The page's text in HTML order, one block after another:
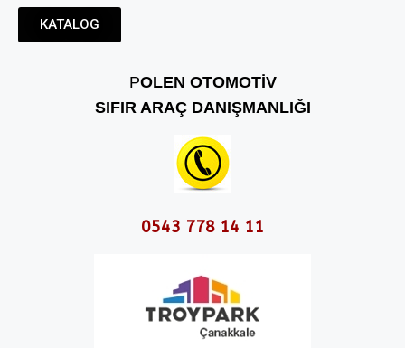
KATALOG
POLEN OTOMOTİV
SIFIR ARAÇ DANIŞMANLIĞI
0543 778 14 11